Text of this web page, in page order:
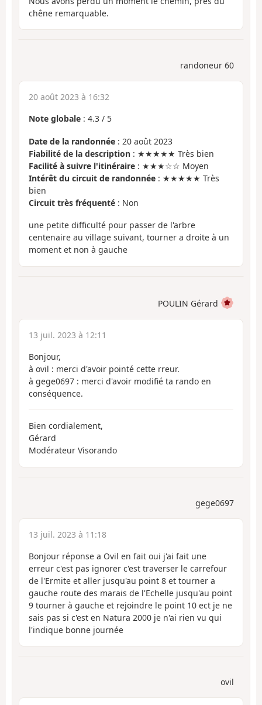
chêne remarquable.
randoneur 60
20 août 2023 à 16:32
Note globale : 4.3 / 5
Date de la randonnée : 20 août 2023
Fiabilité de la description : ★★★★★ Très bien
Facilité à suivre l'itinéraire : ★★★☆☆ Moyen
Intérêt du circuit de randonnée : ★★★★★ Très
bien
Circuit très fréquenté : Non
une petite difficulté pour passer de l'arbre
centenaire au village suivant, tourner a droite à un
moment et non à gauche
POULIN Gérard
13 juil. 2023 à 12:11
Bonjour,
à ovil : merci d'avoir pointé cette rreur.
à gege0697 : merci d'avoir modifié ta rando en
conséquence.
Bien cordialement,
Gérard
Modérateur Visorando
gege0697
13 juil. 2023 à 11:18
Bonjour réponse a Ovil en fait oui j'ai fait une
erreur c'est pas ignorer c'est traverser le carrefour
de l'Ermite et aller jusqu'au point 8 et tourner a
gauche route des marais de l'Echelle jusqu'au point
9 tourner à gauche et rejoindre le point 10 ect je ne
sais pas si c'est en Natura 2000 je n'ai rien vu qui
l'indique bonne journée
ovil